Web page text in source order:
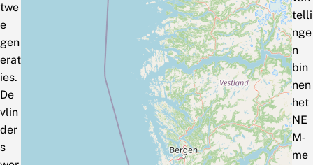
twe
e
gen
erat
ies.
De
vlin
der
s
telli
nge
n
bin
nen
het
NE
M‑
me